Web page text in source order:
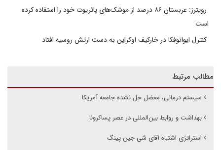
رویترز: عربستان ۸۶ درصد از موشک‌های پاتریوت خود را استفاده کرده
است
کنترل ایوانوفکا در خارکیف اوکراین به دست ارتش روسیه افتاد
مطالب مرتبط
سیستم درمانی، معضل حل نشده جامعه آمریکا
بهداشت و روابط بین‌المللی در عصر پساکرونا
استراتژی اشتباه آقای شی جین پینگ